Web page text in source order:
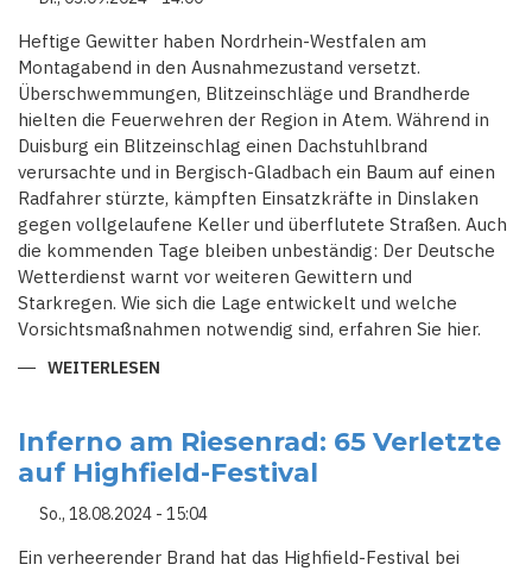
Heftige Gewitter haben Nordrhein-Westfalen am
Montagabend in den Ausnahmezustand versetzt.
Überschwemmungen, Blitzeinschläge und Brandherde
hielten die Feuerwehren der Region in Atem. Während in
Duisburg ein Blitzeinschlag einen Dachstuhlbrand
verursachte und in Bergisch-Gladbach ein Baum auf einen
Radfahrer stürzte, kämpften Einsatzkräfte in Dinslaken
gegen vollgelaufene Keller und überflutete Straßen. Auch
die kommenden Tage bleiben unbeständig: Der Deutsche
Wetterdienst warnt vor weiteren Gewittern und
Starkregen. Wie sich die Lage entwickelt und welche
Vorsichtsmaßnahmen notwendig sind, erfahren Sie hier.
WEITERLESEN
NRW:
BLITZSCHLÄGE,
ÜBERSCHWEMMUNGEN
UND
KELLER
Inferno am Riesenrad: 65 Verletzte
auf Highfield-Festival
So., 18.08.2024 - 15:04
Ein verheerender Brand hat das Highfield-Festival bei